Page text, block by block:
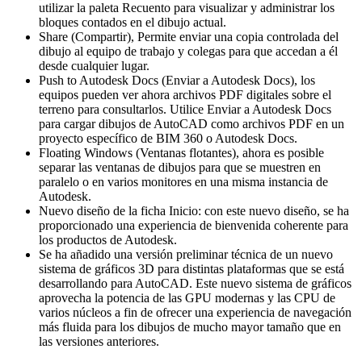
utilizar la paleta Recuento para visualizar y administrar los
bloques contados en el dibujo actual.
Share (Compartir), Permite enviar una copia controlada del
dibujo al equipo de trabajo y colegas para que accedan a él
desde cualquier lugar.
Push to Autodesk Docs (Enviar a Autodesk Docs), los
equipos pueden ver ahora archivos PDF digitales sobre el
terreno para consultarlos. Utilice Enviar a Autodesk Docs
para cargar dibujos de AutoCAD como archivos PDF en un
proyecto específico de BIM 360 o Autodesk Docs.
Floating Windows (Ventanas flotantes), ahora es posible
separar las ventanas de dibujos para que se muestren en
paralelo o en varios monitores en una misma instancia de
Autodesk.
Nuevo diseño de la ficha Inicio: con este nuevo diseño, se ha
proporcionado una experiencia de bienvenida coherente para
los productos de Autodesk.
Se ha añadido una versión preliminar técnica de un nuevo
sistema de gráficos 3D para distintas plataformas que se está
desarrollando para AutoCAD. Este nuevo sistema de gráficos
aprovecha la potencia de las GPU modernas y las CPU de
varios núcleos a fin de ofrecer una experiencia de navegación
más fluida para los dibujos de mucho mayor tamaño que en
las versiones anteriores.